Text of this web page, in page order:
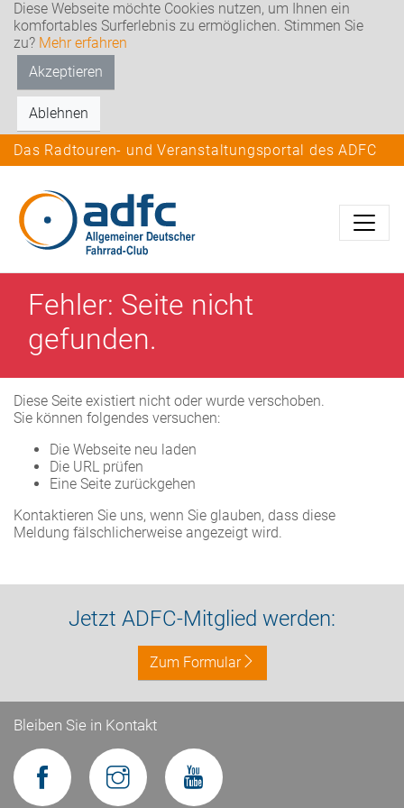
Diese Webseite möchte Cookies nutzen, um Ihnen ein
komfortables Surferlebnis zu ermöglichen. Stimmen Sie
zu? Mehr erfahren
Akzeptieren
Ablehnen
Das Radtouren- und Veranstaltungsportal des ADFC
Fehler: Seite nicht
gefunden.
Diese Seite existiert nicht oder wurde verschoben.
Sie können folgendes versuchen:
Die Webseite neu laden
Die URL prüfen
Eine Seite zurückgehen
Kontaktieren Sie uns, wenn Sie glauben, dass diese
Meldung fälschlicherweise angezeigt wird.
Jetzt ADFC-Mitglied werden:
Zum Formular
Bleiben Sie in Kontakt